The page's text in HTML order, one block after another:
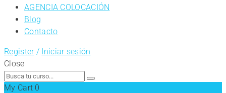
AGENCIA COLOCACIÓN
Blog
Contacto
Register/ Iniciar sesión
Close
Search
for:
My Cart 0